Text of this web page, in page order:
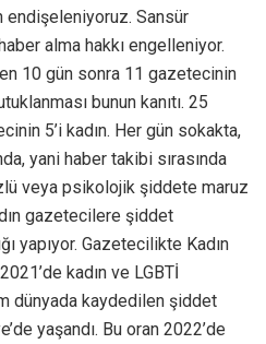
endişeleniyoruz. Sansür
alma hakkı engelleniyor.
10 gün sonra 11 gazetecinin
bunun kanıtı. 25
5’i kadın. Her gün sokakta,
yani haber takibi sırasında
veya psikolojik şiddete maruz
gazetecilere şiddet
yapıyor. Gazetecilikte Kadın
kadın ve LGBTİ
dünyada kaydedilen şiddet
yaşandı. Bu oran 2022’de